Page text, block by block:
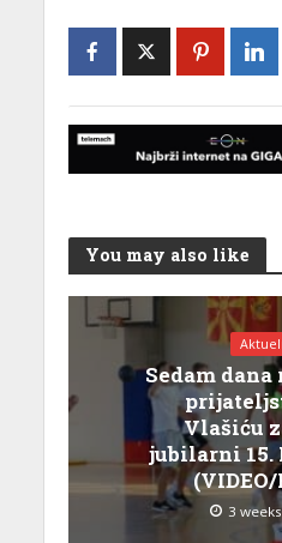
You may also like
Sedam
Vlašiću
jubilarni 15.
(VIDEO/
3